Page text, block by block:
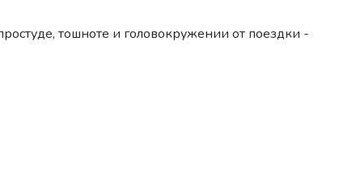
тошноте и головокружении от поездки -